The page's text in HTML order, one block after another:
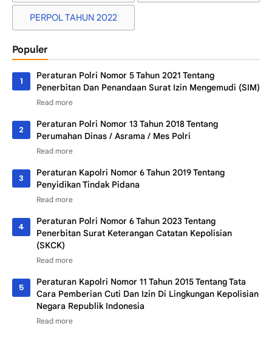
PERPOL TAHUN 2022
Populer
Peraturan Polri Nomor 5 Tahun 2021 Tentang
Penerbitan Dan Penandaan Surat Izin Mengemudi (SIM)
Peraturan Polri Nomor 13 Tahun 2018 Tentang
Perumahan Dinas / Asrama / Mes Polri
Peraturan Kapolri Nomor 6 Tahun 2019 Tentang
Penyidikan Tindak Pidana
Peraturan Polri Nomor 6 Tahun 2023 Tentang
Penerbitan Surat Keterangan Catatan Kepolisian
(SKCK)
Peraturan Kapolri Nomor 11 Tahun 2015 Tentang Tata
Cara Pemberian Cuti Dan Izin Di Lingkungan Kepolisian
Negara Republik Indonesia